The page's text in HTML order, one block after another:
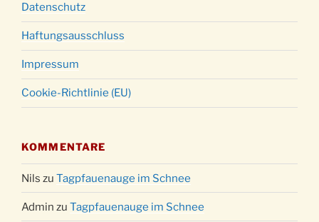
Datenschutz
Haftungsausschluss
Impressum
Cookie-Richtlinie (EU)
KOMMENTARE
Nils zu Tagpfauenauge im Schnee
Admin zu Tagpfauenauge im Schnee